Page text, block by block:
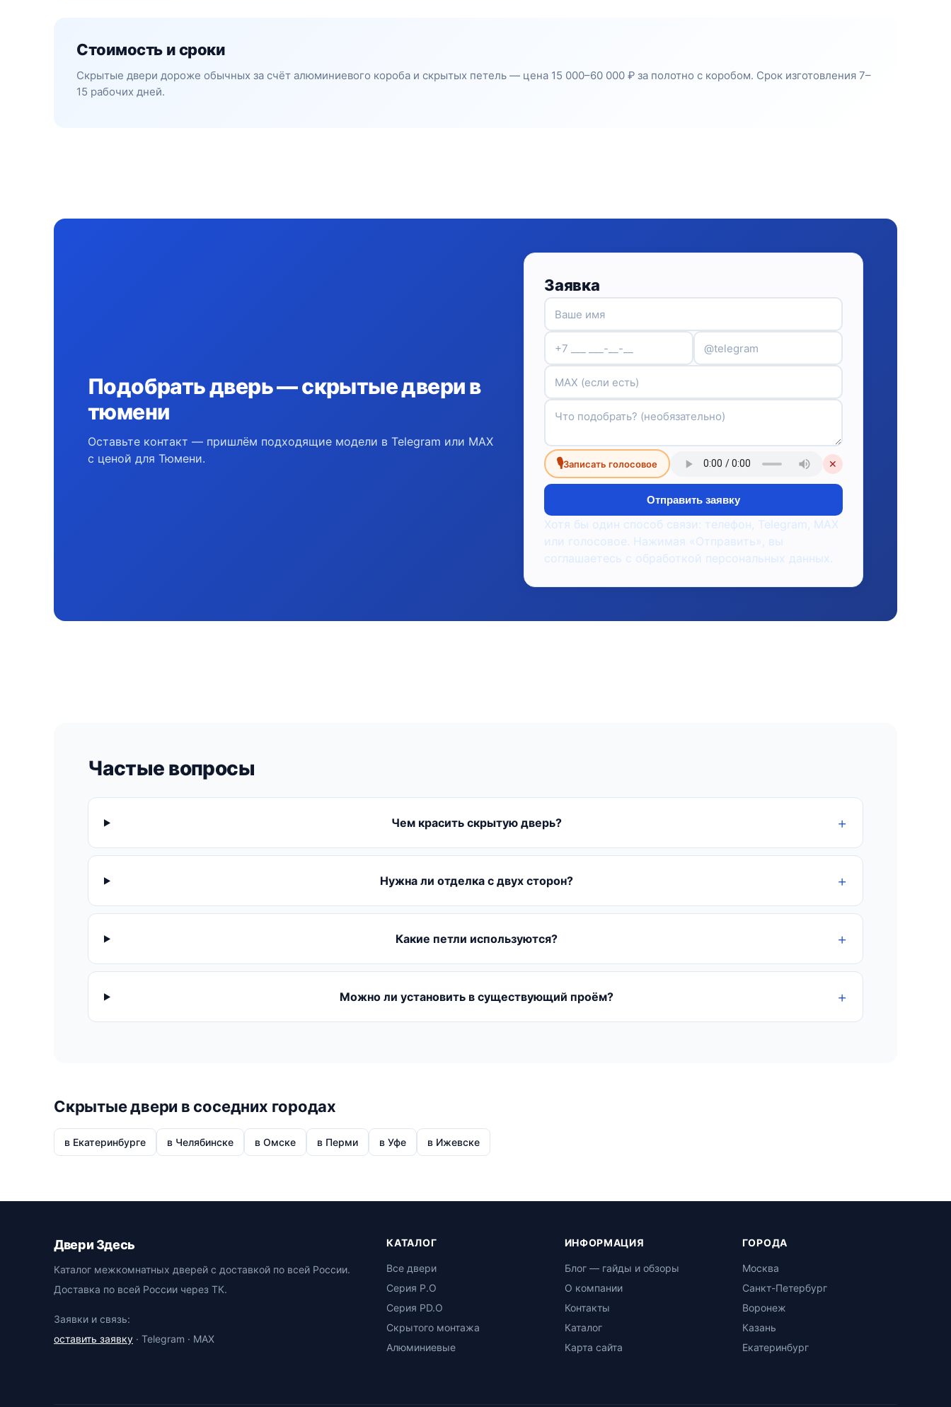
Стоимость и сроки
Скрытые двери дороже обычных за счёт алюминиевого короба и скрытых петель — цена 15 000–60 000 ₽ за полотно с коробом. Срок изготовления 7–
15 рабочих дней.
Подобрать дверь — скрытые двери в
тюмени
Оставьте контакт — пришлём подходящие модели в Telegram или MAX
с ценой для Тюмени.
Заявка
🎙Записать голосовое ✕
Отправить заявку
Хотя бы один способ связи: телефон, Telegram, MAX
или голосовое. Нажимая «Отправить», вы
соглашаетесь с обработкой персональных данных.
Частые вопросы
Чем красить скрытую дверь?
Нужна ли отделка с двух сторон?
Какие петли используются?
Можно ли установить в существующий проём?
Скрытые двери в соседних городах
в Екатеринбурге в Челябинске в Омске в Перми в Уфе в Ижевске
Двери Здесь
Каталог межкомнатных дверей с доставкой по всей России.
Доставка по всей России через ТК.
Заявки и связь:
оставить заявку · Telegram · MAX
КАТАЛОГ
Все двери
Серия P.O
Серия PD.O
Скрытого монтажа
Алюминиевые
ИНФОРМАЦИЯ
Блог — гайды и обзоры
О компании
Контакты
Каталог
Карта сайта
ГОРОДА
Москва
Санкт-Петербург
Воронеж
Казань
Екатеринбург